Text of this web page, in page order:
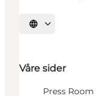
Velg språk
Våre sider
Press Room